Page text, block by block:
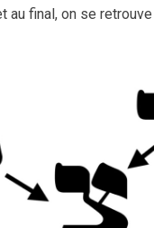
au final, on se